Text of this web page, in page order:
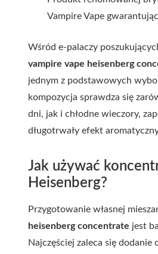
Vampire Vape
Wśród e-palaczy
vampire vape heisenberg
jednym z podstawowych
kompozycja sprawdza się
dni, jak i chłodne wieczory,
długotrwały efekt
Jak używać
Heisenberg?
Przygotowanie własnej
heisenberg concentrate jest
Najczęściej zaleca się dodanie